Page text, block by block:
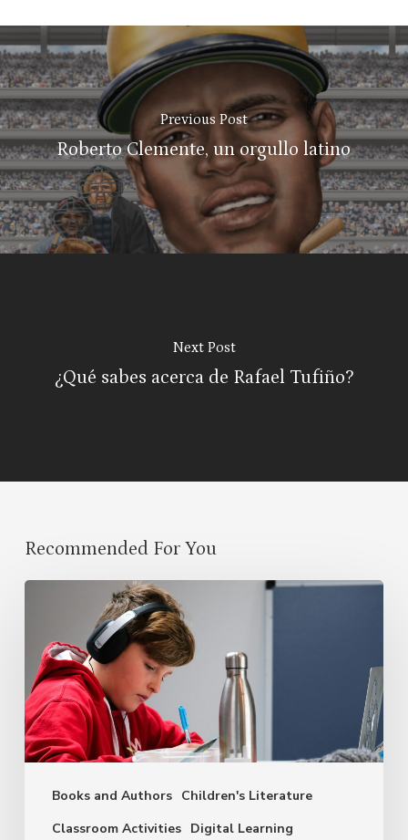
Previous Post
Roberto Clemente, un orgullo latino
Next Post
¿Qué sabes acerca de Rafael Tufiño?
Recommended For You
Books and Authors Children's Literature
Classroom Activities Digital Learning
GenAI:
Assessments
in
the
Language
Classroom